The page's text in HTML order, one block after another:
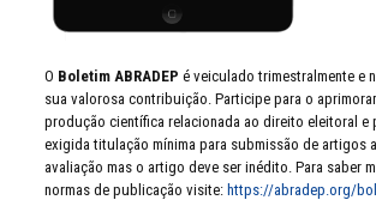
O Boletim ABRADEP é veiculado trimestralmente e
sua valorosa contribuição. Participe para o
produção científica relacionada ao direito eleitoral e
exigida titulação mínima para submissão de artigos
avaliação mas o artigo deve ser inédito. Para saber
normas de publicação visite: https://abradep.org/